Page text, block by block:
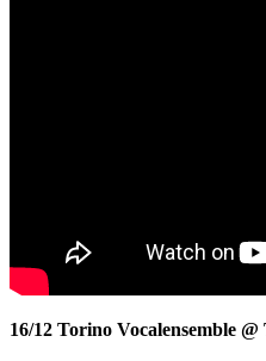
16/12 Torino Vocalensemble